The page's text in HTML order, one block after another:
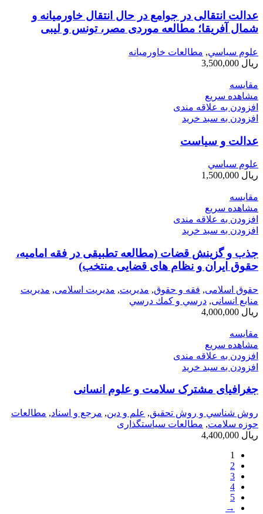
عدالت انتقالی در جوامع در حال انتقال خاورميانه و
شمال آفريقا؛ مطالعه موردی مصر، تونس و ليبی
علوم سياسي, مطالعات خاورمیانه
ریال
مقایسه
مشاهده سریع
افزودن به علاقه مندی
افزودن به سبد خرید
عدالت و سیاست
علوم سياسي
ریال
مقایسه
مشاهده سریع
افزودن به علاقه مندی
افزودن به سبد خرید
جذب و گزینش قضات (مطالعه تطبیقی در فقه امامیه،
حقوق ایران و نظام های قضایی منتخب)
حقوق اسلامی, فقه و حقوق, مديريت, مدیریت اسلامی, مدیریت
منابع انسانی, درسي و كمك درسي
ریال
مقایسه
مشاهده سریع
افزودن به علاقه مندی
افزودن به سبد خرید
جغرافیای مشترک سلامت و علوم انسانی
روش شناسي و روش تحقيق, علم و دین, مرجع و اسناد, مطالعات
حوزه سلامت, مطالعات سیاستگذاری
ریال
1
2
3
4
5
→